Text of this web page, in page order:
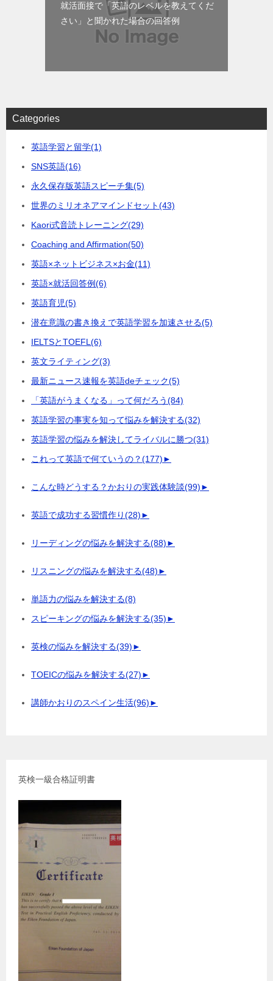
就活面接で「英語のレベルを教えてくだ
さい」と聞かれた場合の回答例
Categories
英語学習と留学(1)
SNS英語(16)
永久保存版英語スピーチ集(5)
世界のミリオネアマインドセット(43)
Kaori式音読トレーニング(29)
Coaching and Affirmation(50)
英語×ネットビジネス×お金(11)
英語×就活回答例(6)
英語育児(5)
潜在意識の書き換えで英語学習を加速させる(5)
IELTSとTOEFL (6)
英文ライティング(3)
最新ニュース速報を英語deチェック(5)
「英語がうまくなる」って何だろう(84)
英語学習の事実を知って悩みを解決する(32)
英語学習の悩みを解決してライバルに勝つ(31)
これって英語で何ていうの？(177)►
こんな時どうする？かおりの実践体験談(99)►
英語で成功する習慣作り(28)►
リーディングの悩みを解決する(88)►
リスニングの悩みを解決する(48)►
単語力の悩みを解決する(8)
スピーキングの悩みを解決する(35)►
英検の悩みを解決する(39)►
TOEICの悩みを解決する(27)►
講師かおりのスペイン生活(96)►
英検一級合格証明書